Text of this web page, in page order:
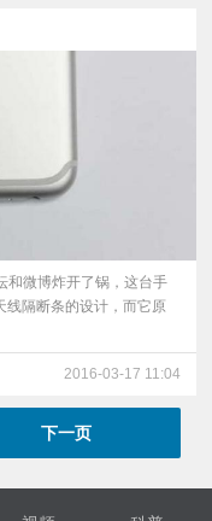
和微博炸开了锅，这台手
线隔断条的设计，而它原
2016-03-17 11:04
下一页